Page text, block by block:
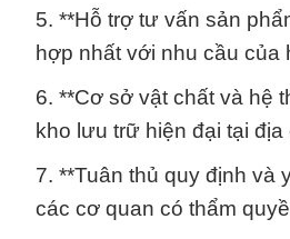
5. **Hỗ trợ tư vấn sản
hợp nhất với nhu cầu của
6. **Cơ sở vật chất và hệ
kho lưu trữ hiện đại tại
7. **Tuân thủ quy định và
các cơ quan có thẩm